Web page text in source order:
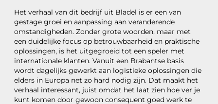
Het verhaal van dit bedrijf uit Bladel is er een van
gestage groei en aanpassing aan veranderende
omstandigheden. Zonder grote woorden, maar met
een duidelijke focus op betrouwbaarheid en praktische
oplossingen, is het uitgegroeid tot een speler met
internationale klanten. Vanuit een Brabantse basis
wordt dagelijks gewerkt aan logistieke oplossingen die
elders in Europa net zo hard nodig zijn. Dat maakt het
verhaal interessant, juist omdat het laat zien hoe ver je
kunt komen door gewoon consequent goed werk te